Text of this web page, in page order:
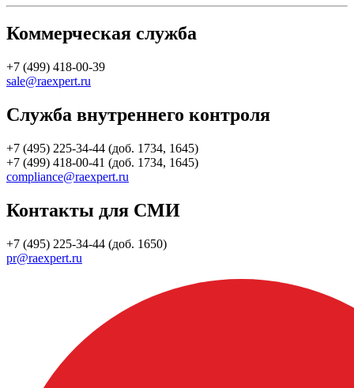
Коммерческая служба
+7 (499) 418-00-39
sale@raexpert.ru
Служба внутреннего контроля
+7 (495) 225-34-44 (доб. 1734, 1645)
+7 (499) 418-00-41 (доб. 1734, 1645)
compliance@raexpert.ru
Контакты для СМИ
+7 (495) 225-34-44 (доб. 1650)
pr@raexpert.ru